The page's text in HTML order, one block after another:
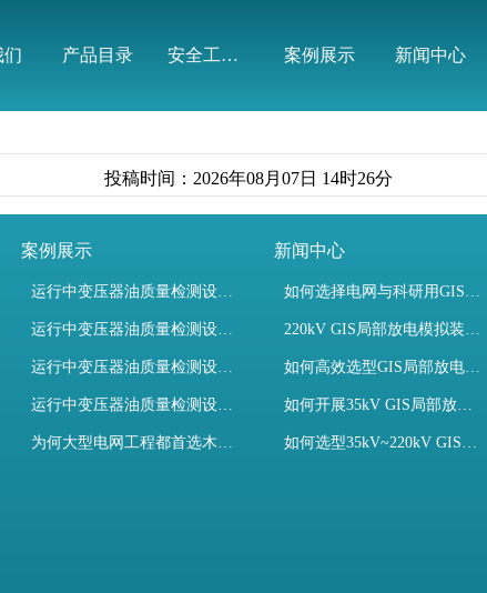
限公司
们 产品目录 安全工器具 案例展示 新闻中心
投稿时间：2026年08月07日 14时26分
案例展示
运行中变压器油质量检测设备有哪些优势？
运行中变压器油质量检测设备如何维护？
运行中变压器油质量检测设备包括哪些？
运行中变压器油质量检测设备如何选型？
为何大型电网工程都首选木森电气成套电力测试设备？
新闻中心
如何选择电网与科研用GIS局部放电模拟装置？
220kV GIS局部放电模拟装置试验如何开展？
如何高效选型GIS局部放电模拟装置？
如何开展35kV GIS局部放电模拟装置检测试验与选型
如何选型35kV~220kV GIS局部放电模拟装置？